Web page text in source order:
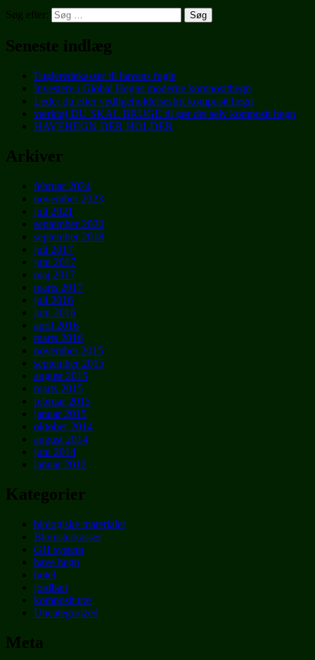
Søg efter:
Seneste indlæg
Fugleredekasser til havens fugle
Investere i Global Hegns moderne komposithegn
Leder du efter vedligeholdelsesfrit komposit hegn
værktøj DU SKAL BRUGE til gør det selv komposit hegn
HAVEHEGN DER HOLDER
Arkiver
februar 2024
november 2023
juli 2021
september 2020
september 2018
juli 2017
juni 2017
maj 2017
marts 2017
juli 2016
juni 2016
april 2016
marts 2016
november 2015
september 2015
august 2015
marts 2015
februar 2015
januar 2015
oktober 2014
august 2014
juni 2014
januar 2012
Kategorier
biologiske materialer
Blomsterkasser
GH system
have hegn
hotel
jordbær
komposit træ
Uncategorized
Meta